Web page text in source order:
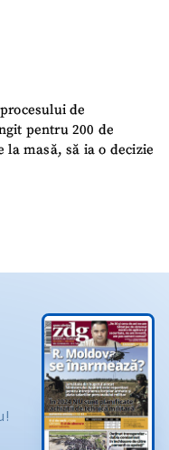
de
pentru 200 de
la masă, să ia o decizie